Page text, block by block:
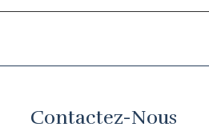
Contactez-Nous